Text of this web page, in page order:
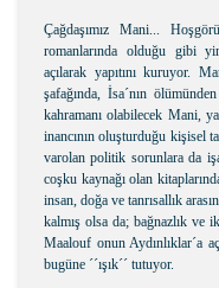
Çağdaşımız Mani...
romanlarında olduğu gibi
açılarak yapıtını kuruyor.
şafağında, İsa´nın
kahramanı olabilecek Mani,
inancının oluşturduğu kişisel
varolan politik sorunlara da
coşku kaynağı olan
insan, doğa ve tanrısallık
kalmış olsa da; bağnazlık ve
Maalouf onun Aydınlıklar´a
bugüne ´´ışık´´ tutuyor.